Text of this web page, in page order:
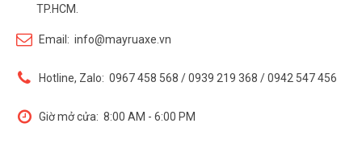
TP.HCM.
Email: info@mayruaxe.vn
Hotline, Zalo: 0967 458 568 / 0939 219 368 / 0942 547 456
Giờ mở cửa: 8:00 AM - 6:00 PM